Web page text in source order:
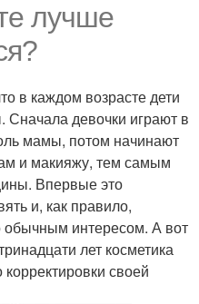
лучше
в каждом возрасте дети
Сначала девочки играют в
мамы, потом начинают
и макияжу, тем самым
Впервые это
и, как правило,
обычным интересом. А вот
лет косметика
своей